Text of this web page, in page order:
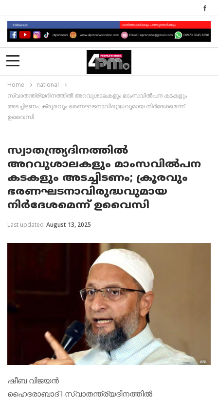
Home
national
സ്വാതന്ത്ര്യദിനത്തില്‍ അറവുശാലകളും മാംസവില്‍പന കടകളും
അടച്ചിടണം; ക്രൂരവും ഭരണഘടനാവിരുദ്ധവുമായ നിർദേശമെന്ന്
ഉവൈസി
സ്വാതന്ത്ര്യദിനത്തില്‍
അറവുശാലകളും മാംസവില്‍പന
കടകളും അടച്ചിടണം; ക്രൂരവും
ഭരണഘടനാവിരുദ്ധവുമായ
നിർദേശമെന്ന് ഉവൈസി
Last updated August 13, 2025
ഷീബ വിജയൻ
ഹൈദരാബാദ് I സ്വാതന്ത്ര്യദിനത്തില്‍